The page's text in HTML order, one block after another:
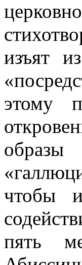
изъят
этому
чтобы
пять